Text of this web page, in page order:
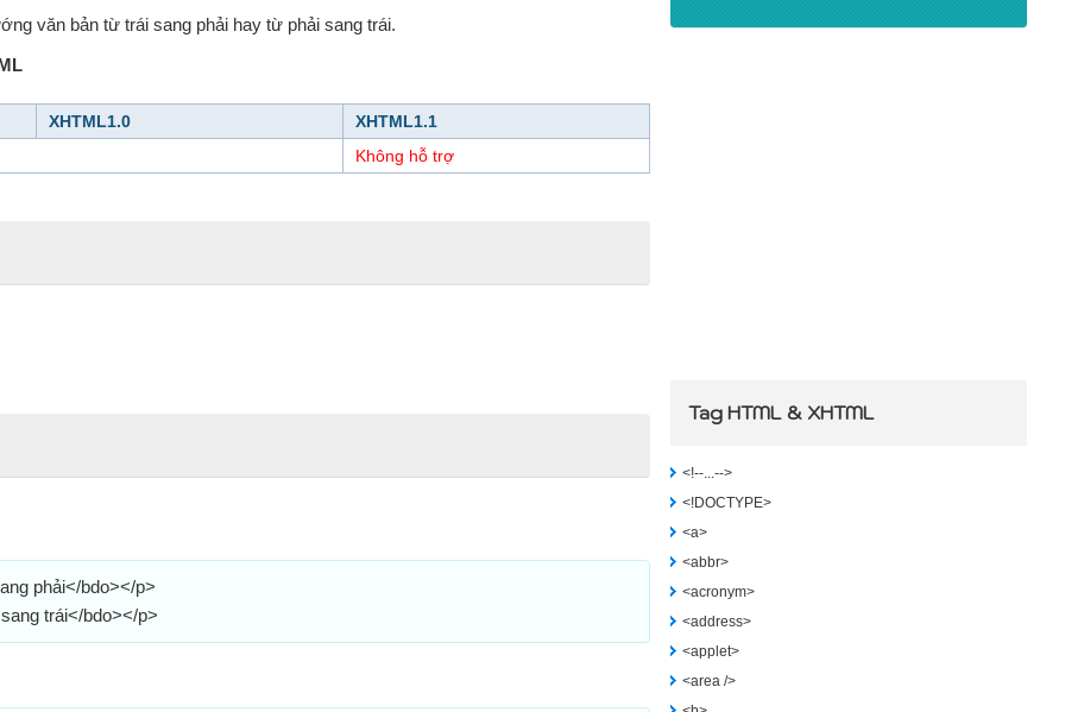
văn bản từ trái sang phải hay từ phải sang trái.
XHTML1.0
XHTML1.1
Không hỗ trợ
phải</bdo></p>
trái</bdo></p>
Tag HTML & XHTML
<!--...-->
<!DOCTYPE>
<a>
<abbr>
<acronym>
<address>
<applet>
<area />